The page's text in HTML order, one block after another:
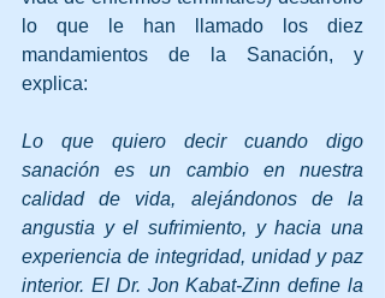
lo que le han llamado los diez
mandamientos de la Sanación, y
explica:
Lo que quiero decir cuando digo
sanación es un cambio en nuestra
calidad de vida, alejándonos de la
angustia y el sufrimiento, y hacia una
experiencia de integridad, unidad y paz
interior. El Dr. Jon Kabat-Zinn define la